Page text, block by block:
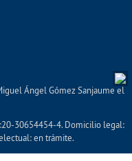
Ángel Gómez Sanjaume el
30654454-4. Domicilio legal:
en trámite.